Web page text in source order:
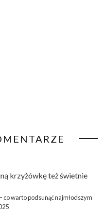
krzyżówkęteż świetnie
warto podsunąć najmłodszym